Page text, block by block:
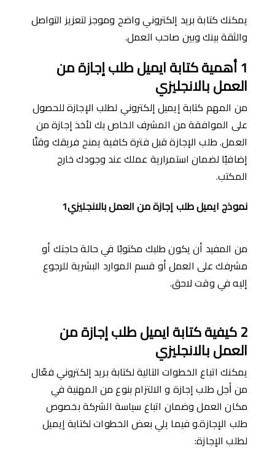
يمكنك كتابة بريد إلكتروني واضح وموجز لتعزيز التواصل
والثقة بينك وبين صاحب العمل.
1أهمية كتابة ايميل طلب إجازة من
العمل بالانجليزي
من المهم كتابة إيميل إلكتروني لطلب الإجازة للحصول
على الموافقة من المشرف الخاص بك لأخذ إجازة من
العمل. طلب الإجازة قبل فترة كافية يمنح فريقك وقتًا
إضافيًا لضمان استمرارية عملك عند وجودك خارج
المكتب.
نموذج ايميل طلب إجازة من العمل بالانجليزي1
من المفيد أن يكون طلبك مكتوبًا في حالة حاجتك أو
مشرفك على العمل أو قسم الموارد البشرية للرجوع
إليه في وقت لاحق.
2كيفية كتابة ايميل طلب إجازة من
العمل بالانجليزي
يمكنك اتباع الخطوات التالية لكتابة بريد إلكتروني فعّال
من ﺃجل طلب إجازة و الالتزام بنوع من المهنية في
مكان العمل وضمان اتباع سياسة الشركة بخصوص
طلب اﻹجازة.و فيما يلي بعض الخطوات لكتابة إيميل
لطلب الإجازة: